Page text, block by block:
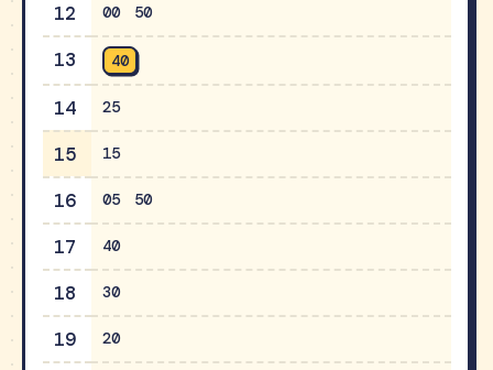
12 00 50
13 40
14 25
15 15
16 05 50
17 40
18 30
19 20